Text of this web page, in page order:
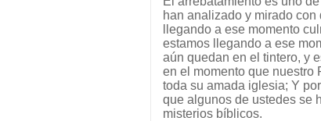
han analizado y mirado
llegando a ese momento
estamos llegando a ese
aún quedan en el tintero, y
en el momento que nuestro
toda su amada iglesia; Y
que algunos de ustedes se
misterios bíblicos.